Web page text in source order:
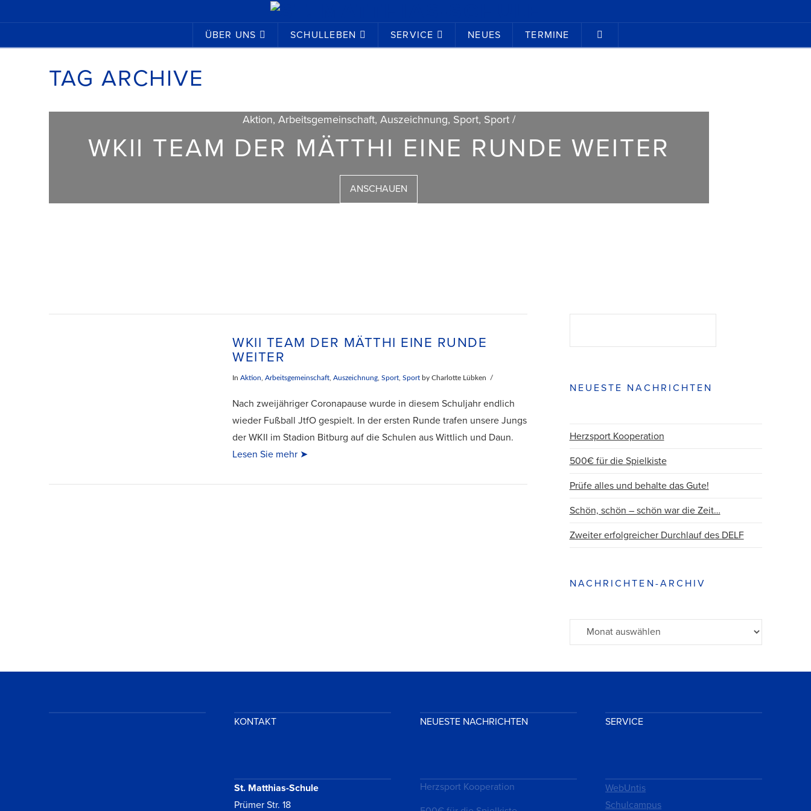
ÜBER UNS SCHULLEBEN SERVICE NEUES TERMINE
TAG ARCHIVE
Aktion, Arbeitsgemeinschaft, Auszeichnung, Sport, Sport /
WKII TEAM DER MÄTTHI EINE RUNDE WEITER
ANSCHAUEN
WKII TEAM DER MÄTTHI EINE RUNDE
WEITER
InAktion ,Arbeitsgemeinschaft ,Auszeichnung ,Sport ,Sport by Charlotte Lübken
Nach zweijähriger Coronapause wurde in diesem Schuljahr endlich
wieder Fußball JtfO gespielt. In der ersten Runde trafen unsere Jungs
der WKII im Stadion Bitburg auf die Schulen aus Wittlich und Daun.
Lesen Sie mehr ➤
NEUESTE NACHRICHTEN
Herzsport Kooperation
500€ für die Spielkiste
Prüfe alles und behalte das Gute!
Schön, schön – schön war die Zeit…
Zweiter erfolgreicher Durchlauf des DELF
NACHRICHTEN-ARCHIV
Archiv
KONTAKT
St. Matthias-Schule
Prümer Str. 18
NEUESTE NACHRICHTEN
Herzsport Kooperation
SERVICE
WebUntis
Schulcampus